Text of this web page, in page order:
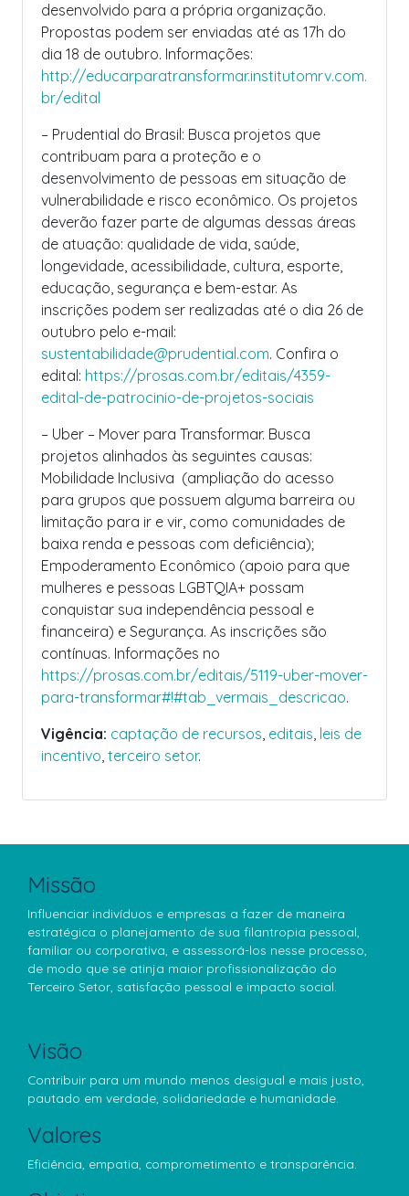
desenvolvido para a própria organização.
Propostas podem ser enviadas até as 17h do
dia 18 de outubro. Informações:
http://educarparatransformar.institutomrv.com.
br/edital
– Prudential do Brasil: Busca projetos que
contribuam para a proteção e o
desenvolvimento de pessoas em situação de
vulnerabilidade e risco econômico. Os projetos
deverão fazer parte de algumas dessas áreas
de atuação: qualidade de vida, saúde,
longevidade, acessibilidade, cultura, esporte,
educação, segurança e bem-estar. As
inscrições podem ser realizadas até o dia 26 de
outubro pelo e-mail:
sustentabilidade@prudential.com. Confira o
edital: https://prosas.com.br/editais/4359-
edital-de-patrocinio-de-projetos-sociais
– Uber – Mover para Transformar. Busca
projetos alinhados às seguintes causas:
Mobilidade Inclusiva (ampliação do acesso
para grupos que possuem alguma barreira ou
limitação para ir e vir, como comunidades de
baixa renda e pessoas com deficiência);
Empoderamento Econômico (apoio para que
mulheres e pessoas LGBTQIA+ possam
conquistar sua independência pessoal e
financeira) e Segurança. As inscrições são
contínuas. Informações no
https://prosas.com.br/editais/5119-uber-mover-
para-transformar#!#tab_vermais_descricao.
Vigência: captação de recursos, editais, leis de
incentivo, terceiro setor.
Missão
Influenciar indivíduos e empresas a fazer de maneira
estratégica o planejamento de sua filantropia pessoal,
familiar ou corporativa, e assessorá-los nesse processo,
de modo que se atinja maior profissionalização do
Terceiro Setor, satisfação pessoal e impacto social.
Visão
Contribuir para um mundo menos desigual e mais justo,
pautado em verdade, solidariedade e humanidade.
Valores
Eficiência, empatia, comprometimento e transparência.